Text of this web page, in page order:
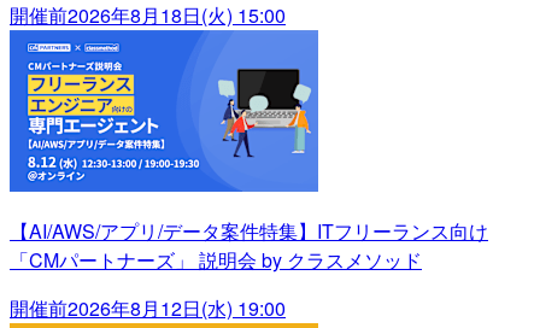
開催前2026年8月18日(火) 15:00
【AI/AWS/アプリ/データ案件特集】ITフリーランス向け
「CMパートナーズ」 説明会 by クラスメソッド
開催前2026年8月12日(水) 19:00